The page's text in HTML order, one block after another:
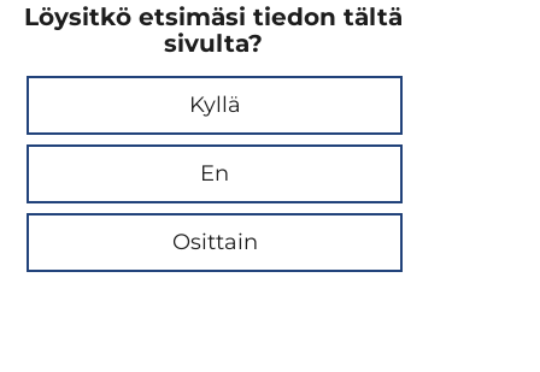
Löysitkö etsimäsi tiedon tältä
sivulta?
Kyllä
En
Osittain